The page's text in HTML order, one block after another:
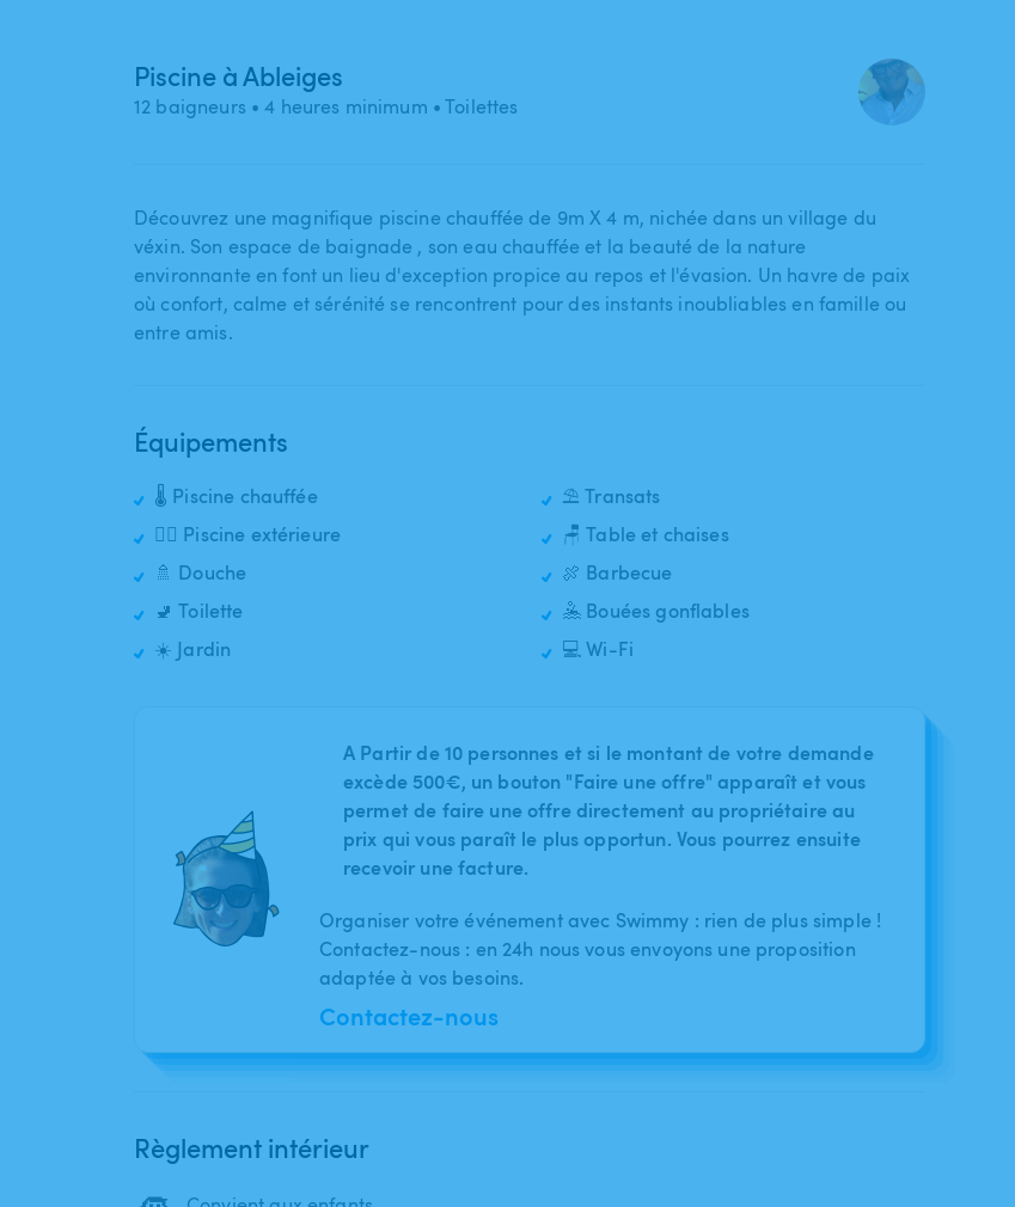
Piscine à Ableiges
12 baigneurs • 4 heures minimum • Toilettes
Découvrez une magnifique piscine chauffée de 9m X 4 m​,​ nichée dans un village du
véxin. Son espace de baignade ​,​ son eau chauffée et la beauté de la nature
environnante en font un lieu d'exception propice au repos et l'évasion. Un havre de paix
où confort​,​ calme et sérénité se rencontrent pour des instants inoubliables en famille ou
Équipements
🌡️ Piscine chauffée
🏊‍♂️ Piscine extérieure
🚿 Douche
🚽 Toilette
☀️ Jardin
⛱️ Transats
🪑 Table et chaises
🍖 Barbecue
🤽 Bouées gonflables
💻 Wi-Fi
A Partir de 10 personnes et si le montant de votre demande
excède 500€, un bouton "Faire une offre" apparaît et vous
permet de faire une offre directement au propriétaire au
prix qui vous paraît le plus opportun. Vous pourrez ensuite
recevoir une facture.
Organiser votre événement avec Swimmy : rien de plus simple !
Contactez-nous : en 24h nous vous envoyons une proposition
adaptée à vos besoins.
Contactez-nous
Règlement intérieur